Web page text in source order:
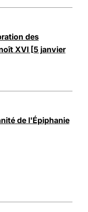
des
XVI [5 janvier
de l'Épiphanie